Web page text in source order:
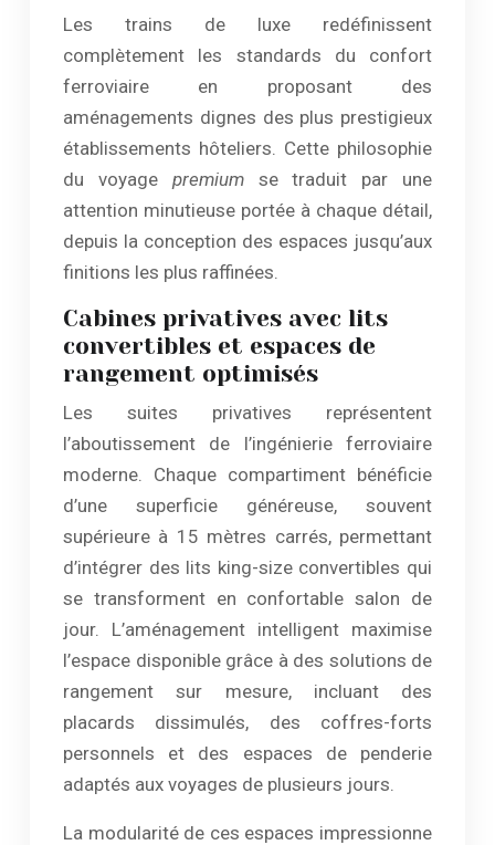
Les trains de luxe redéfinissent
complètement les standards du confort
ferroviaire en proposant des
aménagements dignes des plus prestigieux
établissements hôteliers. Cette philosophie
du voyage premiumse traduit par une
attention minutieuse portée à chaque détail,
depuis la conception des espaces jusqu’aux
finitions les plus raffinées.
Cabines privatives avec lits
convertibles et espaces de
rangement optimisés
Les suites privatives représentent
l’aboutissement de l’ingénierie ferroviaire
moderne. Chaque compartiment bénéficie
d’une superficie généreuse, souvent
supérieure à 15 mètres carrés, permettant
d’intégrer des lits king-size convertibles qui
se transforment en confortable salon de
jour. L’aménagement intelligent maximise
l’espace disponible grâce à des solutions de
rangement sur mesure, incluant des
placards dissimulés, des coffres-forts
personnels et des espaces de penderie
adaptés aux voyages de plusieurs jours.
La modularité de ces espaces impressionne